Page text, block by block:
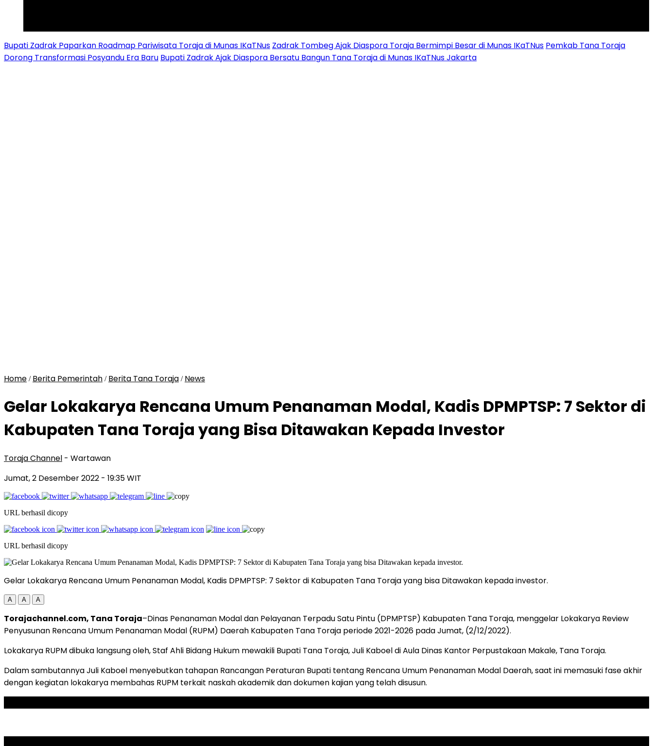
Bupati Zadrak Paparkan Roadmap Pariwisata Toraja di Munas IKaTNus Zadrak Tombeg Ajak Diaspora Toraja Bermimpi Besar di Munas IKaTNus Pemkab Tana Toraja
Dorong Transformasi Posyandu Era Baru Bupati Zadrak Ajak Diaspora Bersatu Bangun Tana Toraja di Munas IKaTNus Jakarta
Home / Berita Pemerintah / Berita Tana Toraja / News
Gelar Lokakarya Rencana Umum Penanaman Modal, Kadis DPMPTSP: 7 Sektor di
Kabupaten Tana Toraja yang Bisa Ditawakan Kepada Investor
Toraja Channel - Wartawan
Jumat, 2 Desember 2022 - 19:35 WIT
URL berhasil dicopy
URL berhasil dicopy
Gelar Lokakarya Rencana Umum Penanaman Modal, Kadis DPMPTSP: 7 Sektor di Kabupaten Tana Toraja yang bisa Ditawakan kepada investor.
A A A
Torajachannel.com, Tana Toraja–Dinas Penanaman Modal dan Pelayanan Terpadu Satu Pintu (DPMPTSP) Kabupaten Tana Toraja, menggelar Lokakarya Review
Penyusunan Rencana Umum Penanaman Modal (RUPM) Daerah Kabupaten Tana Toraja periode 2021-2026 pada Jumat, (2/12/2022).
Lokakarya RUPM dibuka langsung oleh, Staf Ahli Bidang Hukum mewakili Bupati Tana Toraja, Juli Kaboel di Aula Dinas Kantor Perpustakaan Makale, Tana Toraja.
Dalam sambutannya Juli Kaboel menyebutkan tahapan Rancangan Peraturan Bupati tentang Rencana Umum Penanaman Modal Daerah, saat ini memasuki fase akhir
dengan kegiatan lokakarya membahas RUPM terkait naskah akademik dan dokumen kajian yang telah disusun.